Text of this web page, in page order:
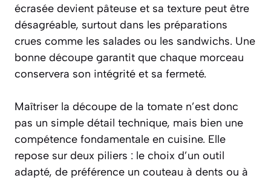
écrasée devient pâteuse et sa texture peut être
désagréable, surtout dans les préparations
crues comme les salades ou les sandwichs. Une
bonne découpe garantit que chaque morceau
conservera son intégrité et sa fermeté.
Maîtriser la découpe de la tomate n’est donc
pas un simple détail technique, mais bien une
compétence fondamentale en cuisine. Elle
repose sur deux piliers : le choix d’un outil
adapté, de préférence un couteau à dents ou à